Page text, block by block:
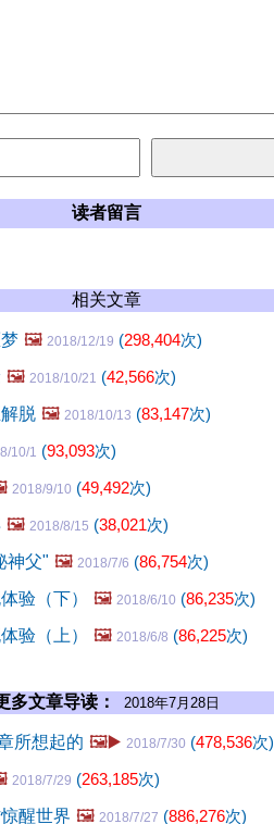
读者留言
相关文章
🖼️ 2018/12/19 (298,404次)
🖼️ 2018/10/21 (42,566次)
脱 🖼️ 2018/10/13 (83,147次)
10/1 (93,093次)
2018/9/10 (49,492次)
🖼️ 2018/8/15 (38,021次)
神父" 🖼️ 2018/7/6 (86,754次)
验（下）
🖼️ 2018/6/10 (86,235次)
验（上）
🖼️ 2018/6/8 (86,225次)
多文章导读： 2018年7月28日
所想起的 🖼️▶️ 2018/7/30 (478,536次)
2018/7/29 (263,185次)
醒世界 🖼️ 2018/7/27 (886,276次)